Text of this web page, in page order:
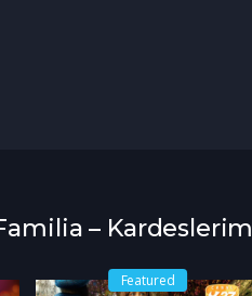
– Kardeslerim
Featured